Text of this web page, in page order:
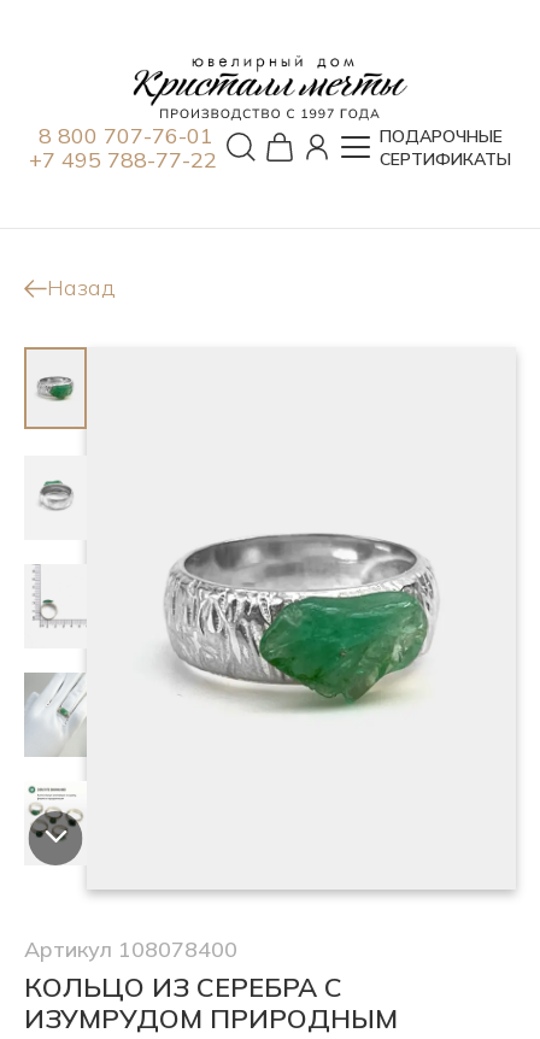
8 800 707-76-01
+7 495 788-77-22
ПОДАРОЧНЫЕ
СЕРТИФИКАТЫ
Назад
Артикул 108078400
КОЛЬЦО ИЗ СЕРЕБРА С
ИЗУМРУДОМ ПРИРОДНЫМ